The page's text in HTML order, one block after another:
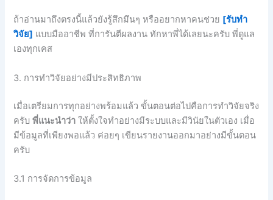
ถ้าอ่านมาถึงตรงนี้แล้วยังรู้สึกมึนๆ หรืออยากหาคนช่วย [รับทำ
วิจัย] แบบมืออาชีพ ที่การันตีผลงาน ทักหาพี่ได้เลยนะครับ พี่ดูแล
เองทุกเคส
3. การทำวิจัยอย่างมีประสิทธิภาพ
เมื่อเตรียมการทุกอย่างพร้อมแล้ว ขั้นตอนต่อไปคือการทำวิจัยจริง
ครับพี่แนะนำว่า ให้ตั้งใจทำอย่างมีระบบและมีวินัยในตัวเอง เมื่อ
มีข้อมูลที่เพียงพอแล้ว ค่อยๆ เขียนรายงานออกมาอย่างมีขั้นตอน
ครับ
3.1 การจัดการข้อมูล